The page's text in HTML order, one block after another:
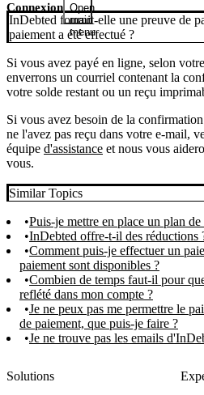
Connexion Open
main
menu
InDebted fournit-elle une preuve de
paiement a été effectué ?
Si vous avez payé en ligne, selon
enverrons un courriel contenant la
votre solde restant ou un reçu
Si vous avez besoin de la
ne l'avez pas reçu dans votre e-mail,
équipe d'assistance et nous vous
vous.
Similar Topics
Puis-je mettre en place un plan
InDebted offre-t-il des réductions
Comment puis-je effectuer un
paiement sont disponibles ?
Combien de temps faut-il pour
reflété dans mon compte ?
Je ne peux pas me permettre le
de paiement, que puis-je faire ?
Je ne trouve pas les emails
Solutions